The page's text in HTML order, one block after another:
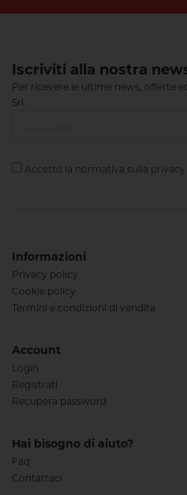
Iscriviti alla nostra
Per ricevere le ultime news, offerte
Srl.
Accetto la normativa sulla
Informazioni
Privacy policy
Cookie policy
Termini e condizioni di vendita
Account
Login
Registrati
Recupera password
Hai bisogno di aiuto?
Faq
Contattaci